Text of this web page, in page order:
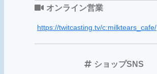
オンライン営業
https://twitcasting.tv/c:milktears_cafe/
ショップSNS